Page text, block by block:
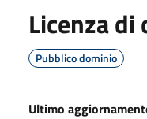
Licenza
Pubblico dominio
Ultimo